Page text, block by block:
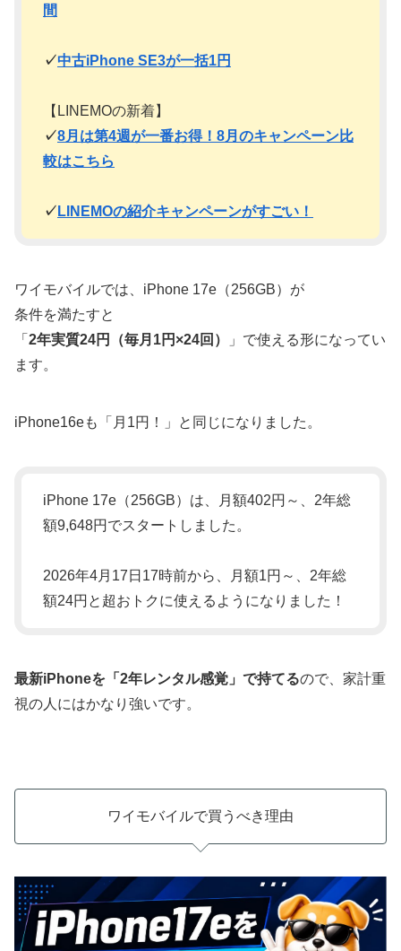
間
✓中古iPhone SE3が一括1円
【LINEMOの新着】
✓8月は第4週が一番お得！8月のキャンペーン比
較はこちら
✓ LINEMOの紹介キャンペーンがすごい！
ワイモバイルでは、iPhone 17e（256GB）が
条件を満たすと
「 2年実質24円（毎月1円×24回）
」で使える形になってい
ます。
iPhone16eも「月1円！」と同じになりました。
iPhone 17e（256GB）は、月額402円～、2年総
額9,648円でスタートしました。
2026年4月17日17時前から、月額1円～、2年総
額24円と超おトクに使えるようになりました！
最新iPhoneを「2年レンタル感覚」で持てるので、家計重
視の人にはかなり強いです。
ワイモバイルで買うべき理由